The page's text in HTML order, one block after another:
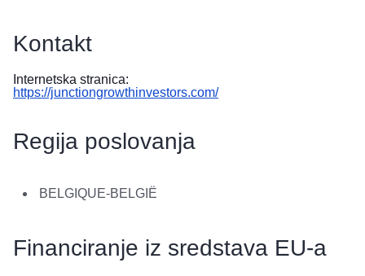
Україні
бізнесу
Kontakt
Internetska stranica:
https://junctiongrowthinvestors.com/
Regija poslovanja
BELGIQUE-BELGIË
Financiranje iz sredstava EU-a